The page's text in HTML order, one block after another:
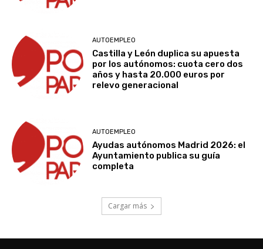
AUTOEMPLEO
Castilla y León duplica su apuesta
por los autónomos: cuota cero dos
años y hasta 20.000 euros por
relevo generacional
AUTOEMPLEO
Ayudas autónomos Madrid 2026: el
Ayuntamiento publica su guía
completa
Cargar más